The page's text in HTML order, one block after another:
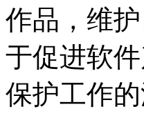
作品，维
于促进软
保护工作的